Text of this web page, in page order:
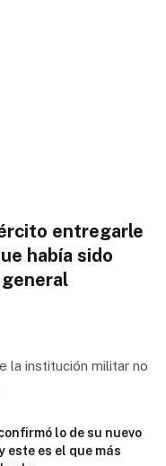
entregarle
había sido
la institución militar no
lo de su nuevo
este es el que más